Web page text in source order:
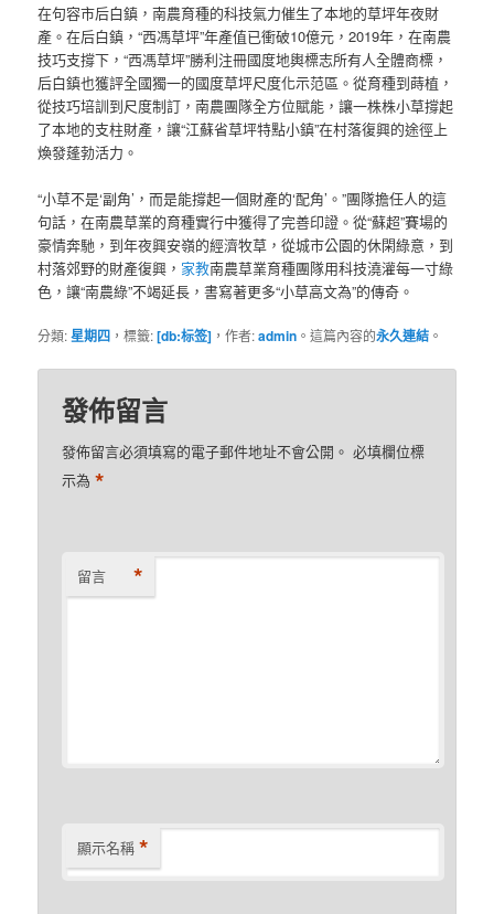
在句容市后白鎮，南農育種的科技氣力催生了本地的草坪年夜財
產。在后白鎮，“西馮草坪”年產值已衝破10億元，2019年，在南農
技巧支撐下，“西馮草坪”勝利注冊國度地輿標志所有人全體商標，
后白鎮也獲評全國獨一的國度草坪尺度化示范區。從育種到蒔植，
從技巧培訓到尺度制訂，南農團隊全方位賦能，讓一株株小草撐起
了本地的支柱財產，讓“江蘇省草坪特點小鎮”在村落復興的途徑上
煥發蓬勃活力。
“小草不是‘副角’，而是能撐起一個財產的‘配角’。”團隊擔任人的這
句話，在南農草業的育種實行中獲得了完善印證。從“蘇超”賽場的
豪情奔馳，到年夜興安嶺的經濟牧草，從城市公園的休閑綠意，到
村落郊野的財產復興， 家教南農草業育種團隊用科技澆灌每一寸綠
色，讓“南農綠”不竭延長，書寫著更多“小草高文為”的傳奇。
分類:星期四 ，標籤:[db:标签] ，作者:admin 。這篇內容的永久連結 。
發佈留言
發佈留言必須填寫的電子郵件地址不會公開。 必填欄位標
示為*
留言 *
顯示名稱 *